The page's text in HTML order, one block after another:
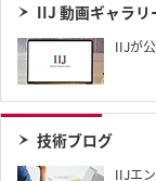
IIJ 動画ギャラリ
IIJが
技術ブログ
IIJエ